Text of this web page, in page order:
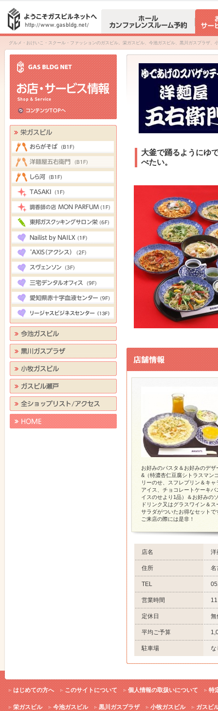
グルメ・おけいこ・スクール・ファッションのガスビル。栄ガスビル、今池ガスビル、黒川ガスプラザ
大釜で踊るようにゆ
べたい。
お好みのパスタ＆お好みのデザ
&（特濃杏仁豆腐シトラスマン
リーのせ、スフレプリン＆キャ
アイス、チョコレートケーキバ
イスのせより1品）＆お好みの
ドリンク又はグラスワイン＆ス
サラダがついたお得なセットで
ご来店の際には是非！
店名 洋
住所 名
TEL
営業時間
定休日 無
平均ご予算
駐車場 な
はじめての方へ このサイトについて 個人情報の取扱いについて 特
栄ガスビル 今池ガスビル 黒川ガスプラザ 小牧ガスビル ガスビ